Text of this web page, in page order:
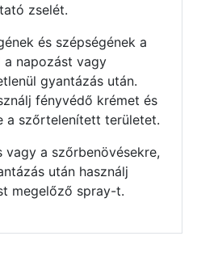
zselét.
és szépségének a
a napozást vagy
gyantázás után.
fényvédő krémet és
a szőrtelenített területet.
vagy a szőrbenövésekre,
után használj
megelőző spray-t.